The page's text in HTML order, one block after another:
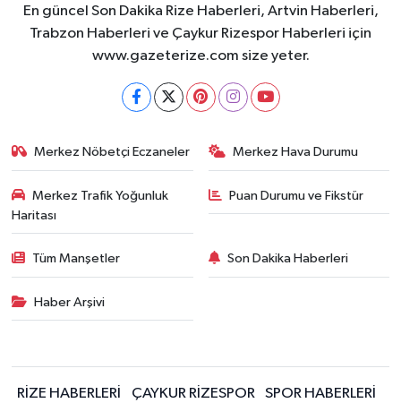
En güncel Son Dakika Rize Haberleri, Artvin Haberleri,
Trabzon Haberleri ve Çaykur Rizespor Haberleri için
www.gazeterize.com size yeter.
Merkez Nöbetçi Eczaneler Merkez Hava Durumu
Merkez Trafik Yoğunluk
Haritası
Puan Durumu ve Fikstür
Tüm Manşetler Son Dakika Haberleri
Haber Arşivi
RİZE HABERLERİ ÇAYKUR RİZESPOR
SPOR HABERLERİ